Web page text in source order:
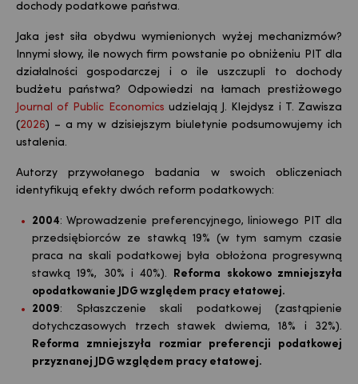
dochody podatkowe państwa.
Jaka jest siła obydwu wymienionych wyżej mechanizmów?
Innymi słowy, ile nowych firm powstanie po obniżeniu PIT dla
działalności gospodarczej i o ile uszczupli to dochody
budżetu państwa? Odpowiedzi na łamach prestiżowego
Journal of Public Economics udzielają J. Klejdysz i T. Zawisza
(2026) – a my w dzisiejszym biuletynie podsumowujemy ich
ustalenia.
Autorzy przywołanego badania w swoich obliczeniach
identyfikują efekty dwóch reform podatkowych:
2004: Wprowadzenie preferencyjnego, liniowego PIT dla
przedsiębiorców ze stawką 19% (w tym samym czasie
praca na skali podatkowej była obłożona progresywną
stawką 19%, 30% i 40%). Reforma skokowo zmniejszyła
opodatkowanie JDG względem pracy etatowej.
2009: Spłaszczenie skali podatkowej (zastąpienie
dotychczasowych trzech stawek dwiema, 18% i 32%).
Reforma zmniejszyła rozmiar preferencji podatkowej
przyznanej JDG względem pracy etatowej.